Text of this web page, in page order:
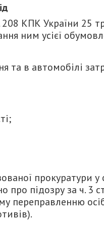
КПК України 25
ним усієї
та в автомобілі
прокуратури
підозру за ч. 3
переправленню